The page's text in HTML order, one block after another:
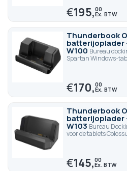
€195,00
Thunderbook
batterijoplader
W100 Bureau
Spartan Windows-
€170,00
Thunderbook
batterijoplader
W103 Bureau
voor de tablets
€145,00